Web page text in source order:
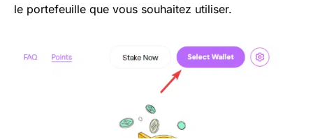
le portefeuille que vous souhaitez utiliser.